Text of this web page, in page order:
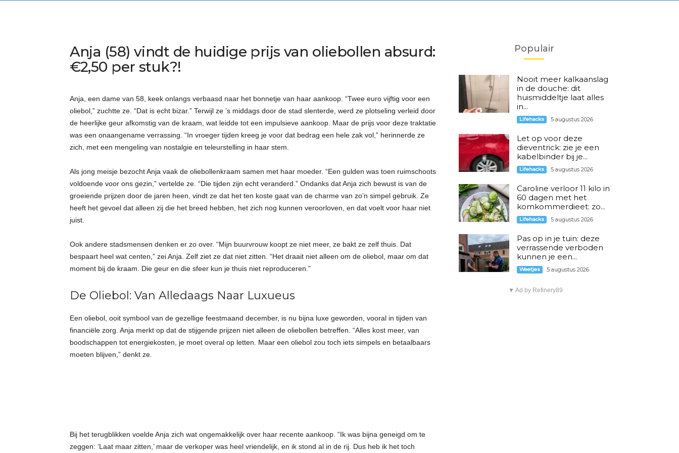
Anja (58) vindt de huidige prijs van oliebollen absurd:
€2,50 per stuk?!
Anja, een dame van 58, keek onlangs verbaasd naar het bonnetje van haar aankoop. “Twee euro vijftig voor een
oliebol,” zuchtte ze. “Dat is echt bizar.” Terwijl ze ’s middags door de stad slenterde, werd ze plotseling verleid door
de heerlijke geur afkomstig van de kraam, wat leidde tot een impulsieve aankoop. Maar de prijs voor deze traktatie
was een onaangename verrassing. “In vroeger tijden kreeg je voor dat bedrag een hele zak vol,” herinnerde ze
zich, met een mengeling van nostalgie en teleurstelling in haar stem.
Als jong meisje bezocht Anja vaak de oliebollenkraam samen met haar moeder. “Een gulden was toen ruimschoots
voldoende voor ons gezin,” vertelde ze. “Die tijden zijn echt veranderd.” Ondanks dat Anja zich bewust is van de
groeiende prijzen door de jaren heen, vindt ze dat het ten koste gaat van de charme van zo’n simpel gebruik. Ze
heeft het gevoel dat alleen zij die het breed hebben, het zich nog kunnen veroorloven, en dat voelt voor haar niet
juist.
Ook andere stadsmensen denken er zo over. “Mijn buurvrouw koopt ze niet meer, ze bakt ze zelf thuis. Dat
bespaart heel wat centen,” zei Anja. Zelf ziet ze dat niet zitten. “Het draait niet alleen om de oliebol, maar om dat
moment bij de kraam. Die geur en die sfeer kun je thuis niet reproduceren.”
De Oliebol: Van Alledaags Naar Luxueus
Een oliebol, ooit symbool van de gezellige feestmaand december, is nu bijna luxe geworden, vooral in tijden van
financiële zorg. Anja merkt op dat de stijgende prijzen niet alleen de oliebollen betreffen. “Alles kost meer, van
boodschappen tot energiekosten, je moet overal op letten. Maar een oliebol zou toch iets simpels en betaalbaars
moeten blijven,” denkt ze.
Bij het terugblikken voelde Anja zich wat ongemakkelijk over haar recente aankoop. “Ik was bijna geneigd om te
zeggen: ‘Laat maar zitten,’ maar de verkoper was heel vriendelijk, en ik stond al in de rij. Dus heb ik het toch
Populair
Nooit meer kalkaanslag
in de douche: dit
huismiddeltje laat alles
in...
Lifehacks 5 augustus 2026
Let op voor deze
dieventrick: zie je een
kabelbinder bij je...
Lifehacks 5 augustus 2026
Caroline verloor 11 kilo in
60 dagen met het
komkommerdieet: zo...
Lifehacks 5 augustus 2026
Pas op in je tuin: deze
verrassende verboden
kunnen je een...
Weetjes 5 augustus 2026
▼ Ad by Refinery89